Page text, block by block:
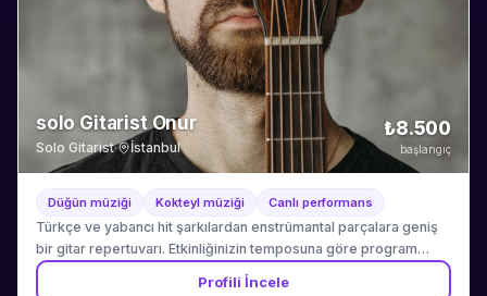
solo Gitarist Onur
Solo Gitarist· İstanbul
₺8.500
başlangıç
Düğün müziği Kokteyl müziği Canlı performans
Türkçe ve yabancı hit şarkılardan enstrümantal parçalara geniş
bir gitar repertuvarı. Etkinliğinizin temposuna göre program
esnetilir.
Profili İncele